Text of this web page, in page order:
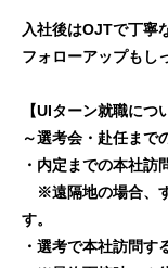
入社後はOJTで丁寧
フォローアップもし
【UIターン就職につ
～選考会・赴任まで
・内定までの本社
※遠隔地の場合、
す。
・選考で本社訪問す